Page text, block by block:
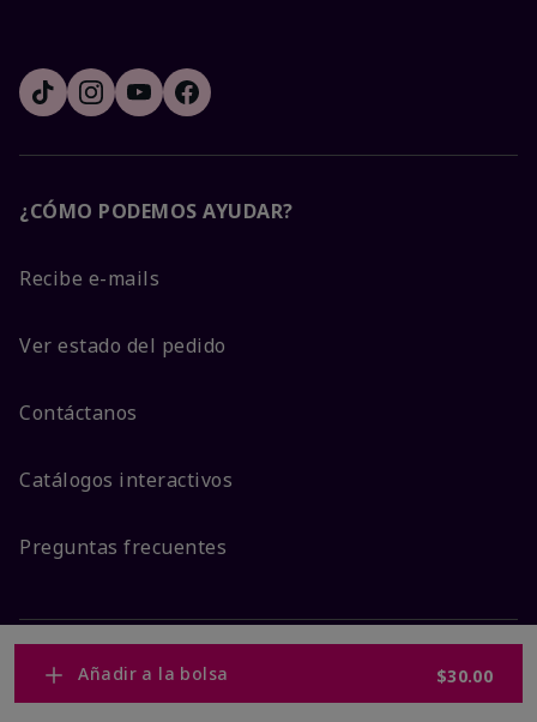
Añadir a la bolsa $30.00
¿CÓMO PODEMOS AYUDAR?
Recibe e-mails
Ver estado del pedido
Contáctanos
Catálogos interactivos
Preguntas frecuentes
ACERCA DE MARY KAY